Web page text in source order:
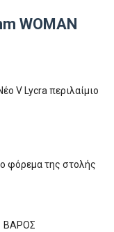
WOMAN
V Lycra περιλαίμιο
φόρεμα της στολής
ΒΑΡΟΣ